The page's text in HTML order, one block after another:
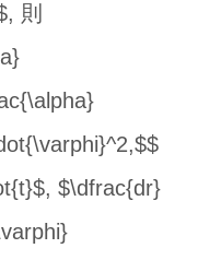
則
$\dfrac{dr}